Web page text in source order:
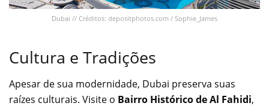
Dubai // Créditos: depositphotos.com / Sophie_James
Cultura e Tradições
Apesar de sua modernidade, Dubai preserva suas
raízes culturais. Visite o Bairro Histórico de Al Fahidi,